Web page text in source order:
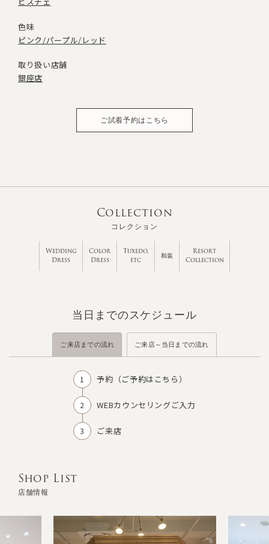
色味
ピンク/パープル/レッド
取り扱い店舗
銀座店
ご試着予約はこちら
Collection
コレクション
Wedding
Dress
Color
Dress
Tuxedo,
etc
和装
Resort
Collection
当日までのスケジュール
ご来店までの流れ ご来店～当日までの流れ
予約（ご予約はこちら）
WEBカウンセリングご入力
ご来店
Shop List
店舗情報